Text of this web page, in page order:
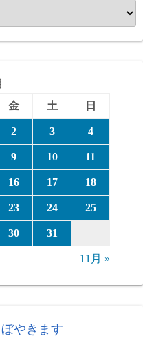
金 土 日
2 3 4
9 10 11
16 17 18
23 24 25
30 31
11月 »
やきます